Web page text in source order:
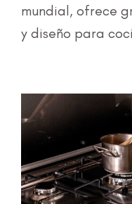
mundial, ofrece
y diseño para